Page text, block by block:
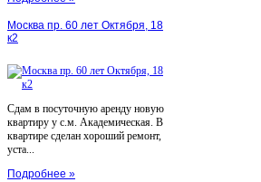
Москва пр. 60 лет Октября, 18
к2
Сдам в посуточную аренду новую
квартиру у с.м. Академическая. В
квартире сделан хороший ремонт,
уста...
Подробнее »